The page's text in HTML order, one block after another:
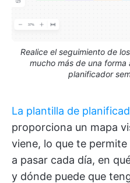
Realice el seguimiento de
mucho más de una
planificador
La plantilla de
proporciona un mapa
viene, lo que te
a pasar cada día, en
y dónde puede que